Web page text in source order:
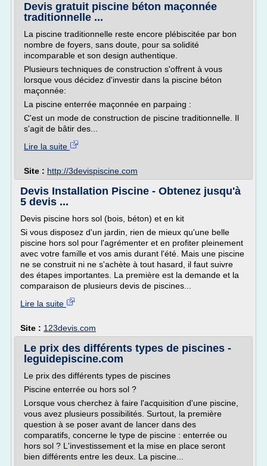
Devis gratuit piscine béton maçonnée
traditionnelle ...
La piscine traditionnelle reste encore plébiscitée par bon
nombre de foyers, sans doute, pour sa solidité
incomparable et son design authentique.
Plusieurs techniques de construction s'offrent à vous
lorsque vous décidez d'investir dans la piscine béton
maçonnée:
La piscine enterrée maçonnée en parpaing :
C'est un mode de construction de piscine traditionnelle. Il
s'agit de bâtir des...
Lire la suite
Site : http://3devispiscine.com
Devis Installation Piscine - Obtenez jusqu'à
5 devis ...
Devis piscine hors sol (bois, béton) et en kit
Si vous disposez d'un jardin, rien de mieux qu'une belle
piscine hors sol pour l'agrémenter et en profiter pleinement
avec votre famille et vos amis durant l'été. Mais une piscine
ne se construit ni ne s'achète à tout hasard, il faut suivre
des étapes importantes. La première est la demande et la
comparaison de plusieurs devis de piscines...
Lire la suite
Site : 123devis.com
Le prix des différents types de piscines -
leguidepiscine.com
Le prix des différents types de piscines
Piscine enterrée ou hors sol ?
Lorsque vous cherchez à faire l'acquisition d'une piscine,
vous avez plusieurs possibilités. Surtout, la première
question à se poser avant de lancer dans des
comparatifs, concerne le type de piscine : enterrée ou
hors sol ? L'investissement et la mise en place seront
bien différents entre les deux. La piscine...